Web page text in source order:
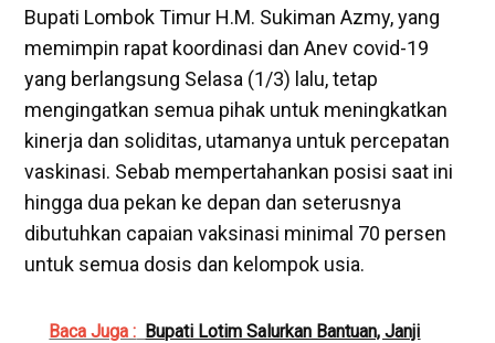
Bupati Lombok Timur H.M. Sukiman Azmy, yang
memimpin rapat koordinasi dan Anev covid-19
yang berlangsung Selasa (1/3) lalu, tetap
mengingatkan semua pihak untuk meningkatkan
kinerja dan soliditas, utamanya untuk percepatan
vaskinasi. Sebab mempertahankan posisi saat ini
hingga dua pekan ke depan dan seterusnya
dibutuhkan capaian vaksinasi minimal 70 persen
untuk semua dosis dan kelompok usia.
Baca Juga : Bupati Lotim Salurkan Bantuan, Janji